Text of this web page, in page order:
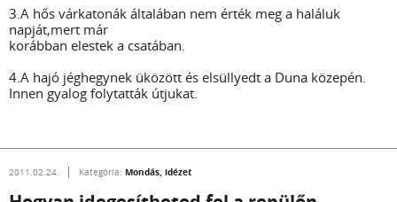
3.A hős várkatonák általában nem érték meg a haláluk
napját,mert már
korábban elestek a csatában.
4.A hajó jéghegynek üközött és elsüllyedt a Duna közepén.
Innen gyalog folytatták útjukat.
2011.02.24. Kategória: Mondás, idézet